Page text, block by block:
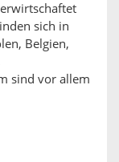
sich in
Belgien,
sind vor allem